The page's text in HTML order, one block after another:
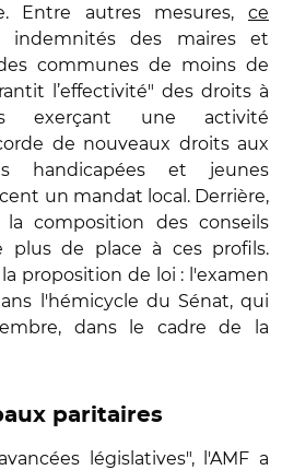
Entre autres mesures, ce
indemnités des maires et
communes de moins de
l’effectivité" des droits à
exerçant une activité
de nouveaux droits aux
handicapées et jeunes
un mandat local. Derrière,
composition des conseils
plus de place à ces profils.
proposition de loi : l'examen
l'hémicycle du Sénat, qui
dans le cadre de la
paritaires
législatives", l'AMF a